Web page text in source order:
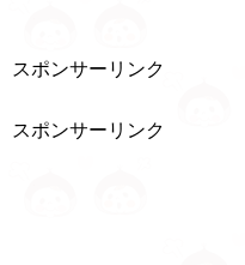
スポンサーリンク
スポンサーリンク